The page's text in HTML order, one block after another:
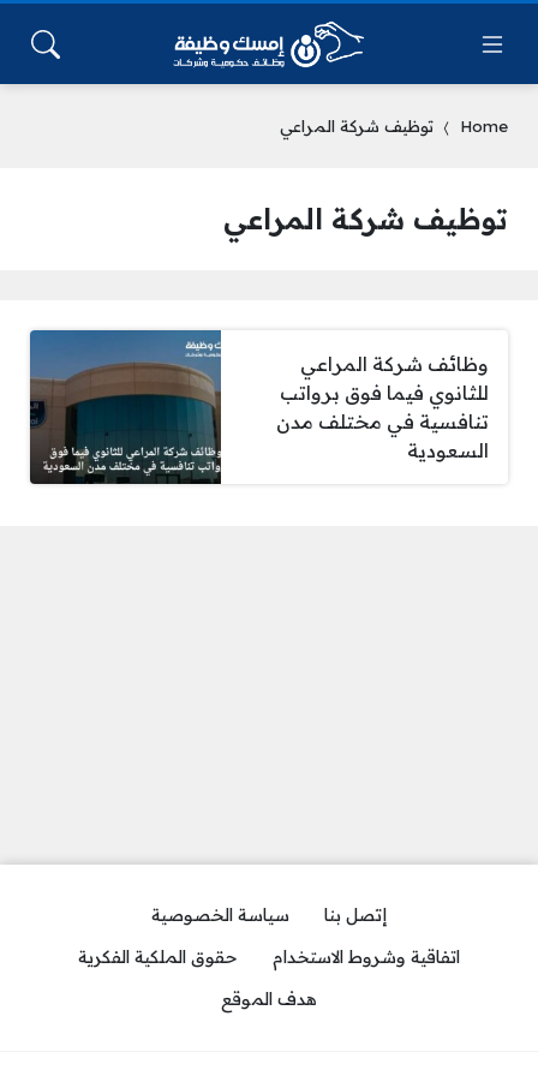
Home توظيف شركة المراعي
توظيف شركة المراعي
وظائف شركة المراعي
للثانوي فيما فوق برواتب
تنافسية في مختلف مدن
السعودية
إتصل بنا
سياسة الخصوصية
اتفاقية وشروط الاستخدام
حقوق الملكية الفكرية
هدف الموقع